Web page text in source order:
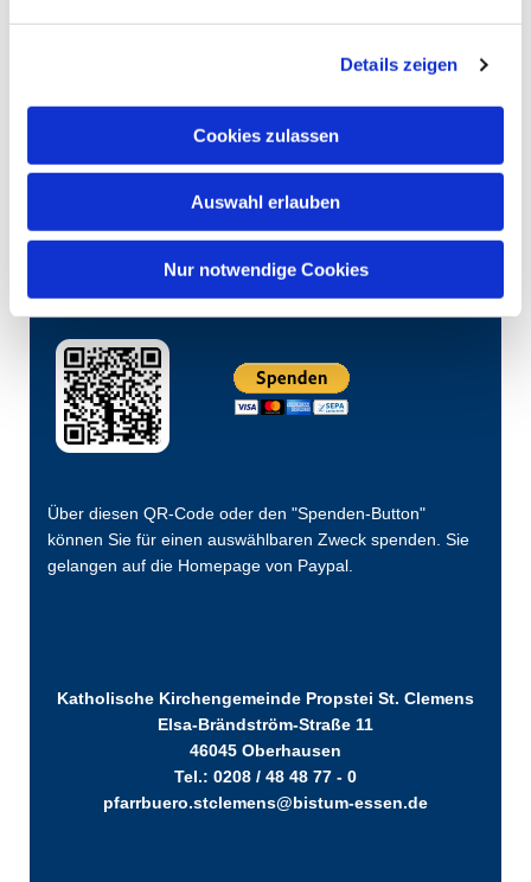
Details zeigen
Cookies zulassen
Auswahl erlauben
Nur notwendige Cookies
Über diesen QR-Code oder den "Spenden-Button"
können Sie für einen auswählbaren Zweck spenden. Sie
gelangen auf die Homepage von Paypal.
Katholische Kirchengemeinde Propstei St. Clemens
Elsa-Brändström-Straße 11
46045 Oberhausen
Tel.: 0208 / 48 48 77 - 0
pfarrbuero.stclemens@bistum-essen.de